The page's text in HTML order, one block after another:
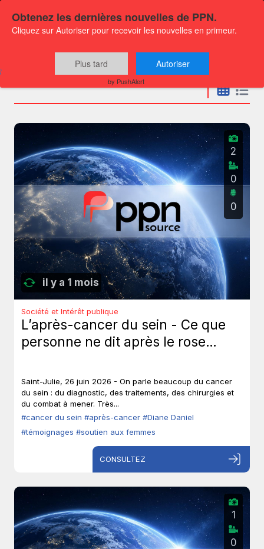
Communiqués
il y a 1 mois
2
0
0
Société et Intérêt publique
L’après-cancer du sein - Ce que
personne ne dit après le rose…
Saint-Julie, 26 juin 2026 - On parle beaucoup du cancer
du sein : du diagnostic, des traitements, des chirurgies et
du combat à mener. Très...
#cancer du sein #après-cancer #Diane Daniel
#témoignages #soutien aux femmes
CONSULTEZ
1
0
Obtenez les dernières nouvelles de PPN.
Cliquez sur Autoriser pour recevoir les nouvelles en primeur.
Plus tard Autoriser
by PushAlert